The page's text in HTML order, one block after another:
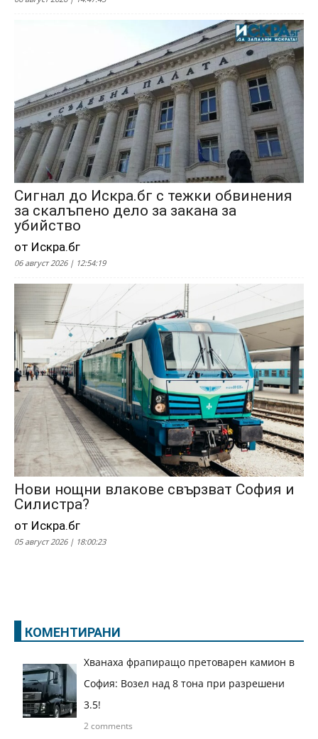
Сигнал до Искра.бг с тежки обвинения
за скалъпено дело за закана за
убийство
от Искра.бг
06 август 2026 | 12:54:19
Нови нощни влакове свързват София и
Силистра?
от Искра.бг
05 август 2026 | 18:00:23
КОМЕНТИРАНИ
Хванаха фрапиращо претоварен камион в
София: Возел над 8 тона при разрешени
3.5!
2 comments